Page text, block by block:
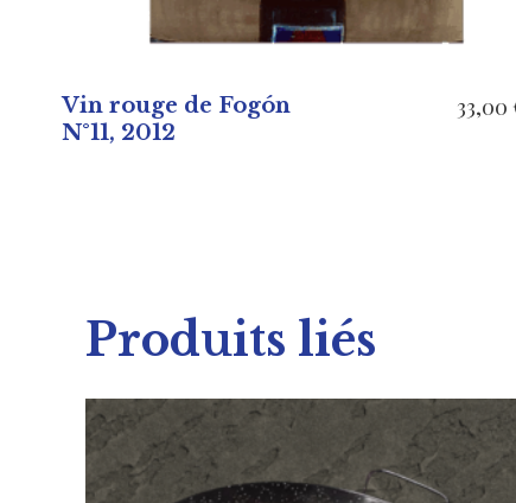
Vin rouge de Fogón
N°11, 2012
33,00
Produits liés